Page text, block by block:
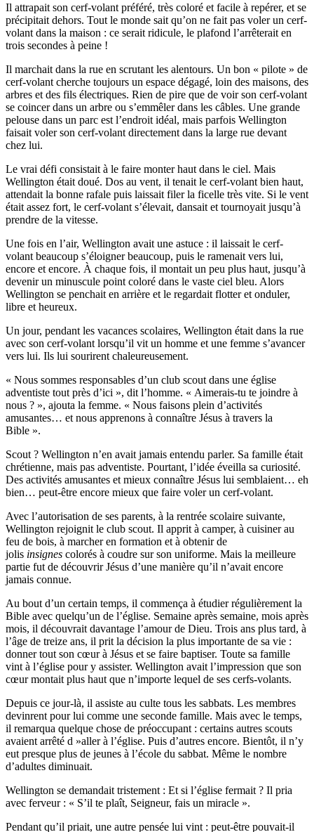
Il attrapait son cerf-volant préféré, très coloré et facile à repérer, et se
précipitait dehors. Tout le monde sait qu’on ne fait pas voler un cerf-
volant dans la maison : ce serait ridicule, le plafond l’arrêterait en
trois secondes à peine !
Il marchait dans la rue en scrutant les alentours. Un bon « pilote » de
cerf-volant cherche toujours un espace dégagé, loin des maisons, des
arbres et des fils électriques. Rien de pire que de voir son cerf-volant
se coincer dans un arbre ou s’emmêler dans les câbles. Une grande
pelouse dans un parc est l’endroit idéal, mais parfois Wellington
faisait voler son cerf-volant directement dans la large rue devant
chez lui.
Le vrai défi consistait à le faire monter haut dans le ciel. Mais
Wellington était doué. Dos au vent, il tenait le cerf-volant bien haut,
attendait la bonne rafale puis laissait filer la ficelle très vite. Si le vent
était assez fort, le cerf-volant s’élevait, dansait et tournoyait jusqu’à
prendre de la vitesse.
Une fois en l’air, Wellington avait une astuce : il laissait le cerf-
volant beaucoup s’éloigner beaucoup, puis le ramenait vers lui,
encore et encore. À chaque fois, il montait un peu plus haut, jusqu’à
devenir un minuscule point coloré dans le vaste ciel bleu. Alors
Wellington se penchait en arrière et le regardait flotter et onduler,
libre et heureux.
Un jour, pendant les vacances scolaires, Wellington était dans la rue
avec son cerf-volant lorsqu’il vit un homme et une femme s’avancer
vers lui. Ils lui sourirent chaleureusement.
« Nous sommes responsables d’un club scout dans une église
adventiste tout près d’ici », dit l’homme. « Aimerais-tu te joindre à
nous ? », ajouta la femme. « Nous faisons plein d’activités
amusantes… et nous apprenons à connaître Jésus à travers la
Bible ».
Scout ? Wellington n’en avait jamais entendu parler. Sa famille était
chrétienne, mais pas adventiste. Pourtant, l’idée éveilla sa curiosité.
Des activités amusantes et mieux connaître Jésus lui semblaient… eh
bien… peut-être encore mieux que faire voler un cerf-volant.
Avec l’autorisation de ses parents, à la rentrée scolaire suivante,
Wellington rejoignit le club scout. Il apprit à camper, à cuisiner au
feu de bois, à marcher en formation et à obtenir de
jolis insignes colorés à coudre sur son uniforme. Mais la meilleure
partie fut de découvrir Jésus d’une manière qu’il n’avait encore
jamais connue.
Au bout d’un certain temps, il commença à étudier régulièrement la
Bible avec quelqu’un de l’église. Semaine après semaine, mois après
mois, il découvrait davantage l’amour de Dieu. Trois ans plus tard, à
l’âge de treize ans, il prit la décision la plus importante de sa vie :
donner tout son cœur à Jésus et se faire baptiser. Toute sa famille
vint à l’église pour y assister. Wellington avait l’impression que son
cœur montait plus haut que n’importe lequel de ses cerfs-volants.
Depuis ce jour-là, il assiste au culte tous les sabbats. Les membres
devinrent pour lui comme une seconde famille. Mais avec le temps,
il remarqua quelque chose de préoccupant : certains autres scouts
avaient arrêté d »aller à l’église. Puis d’autres encore. Bientôt, il n’y
eut presque plus de jeunes à l’école du sabbat. Même le nombre
d’adultes diminuait.
Wellington se demandait tristement : Et si l’église fermait ? Il pria
avec ferveur : « S’il te plaît, Seigneur, fais un miracle ».
Pendant qu’il priait, une autre pensée lui vint : peut-être pouvait-il